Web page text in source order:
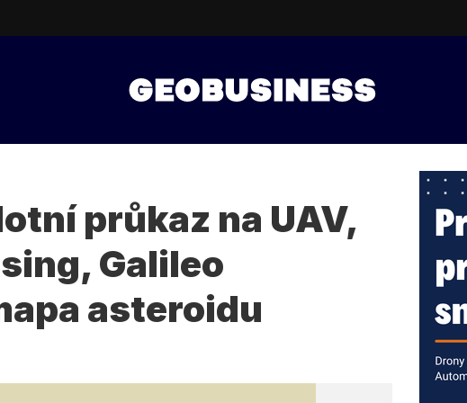
průkaz na UAV,
Galileo
asteroidu